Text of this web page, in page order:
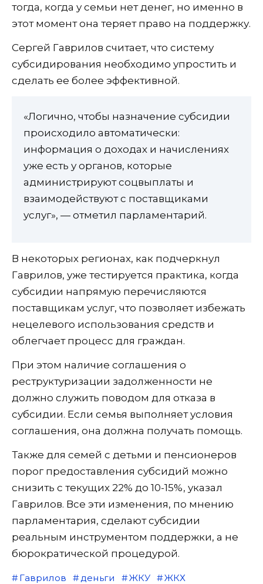
тогда, когда у семьи нет денег, но именно в
этот момент она теряет право на поддержку.
Сергей Гаврилов считает, что систему
субсидирования необходимо упростить и
сделать ее более эффективной.
«Логично, чтобы назначение субсидии
происходило автоматически:
информация о доходах и начислениях
уже есть у органов, которые
администрируют соцвыплаты и
взаимодействуют с поставщиками
услуг», — отметил парламентарий.
В некоторых регионах, как подчеркнул
Гаврилов, уже тестируется практика, когда
субсидии напрямую перечисляются
поставщикам услуг, что позволяет избежать
нецелевого использования средств и
облегчает процесс для граждан.
При этом наличие соглашения о
реструктуризации задолженности не
должно служить поводом для отказа в
субсидии. Если семья выполняет условия
соглашения, она должна получать помощь.
Также для семей с детьми и пенсионеров
порог предоставления субсидий можно
снизить с текущих 22% до 10-15%, указал
Гаврилов. Все эти изменения, по мнению
парламентария, сделают субсидии
реальным инструментом поддержки, а не
бюрократической процедурой.
Гаврилов деньги ЖКУ
ЖКХ